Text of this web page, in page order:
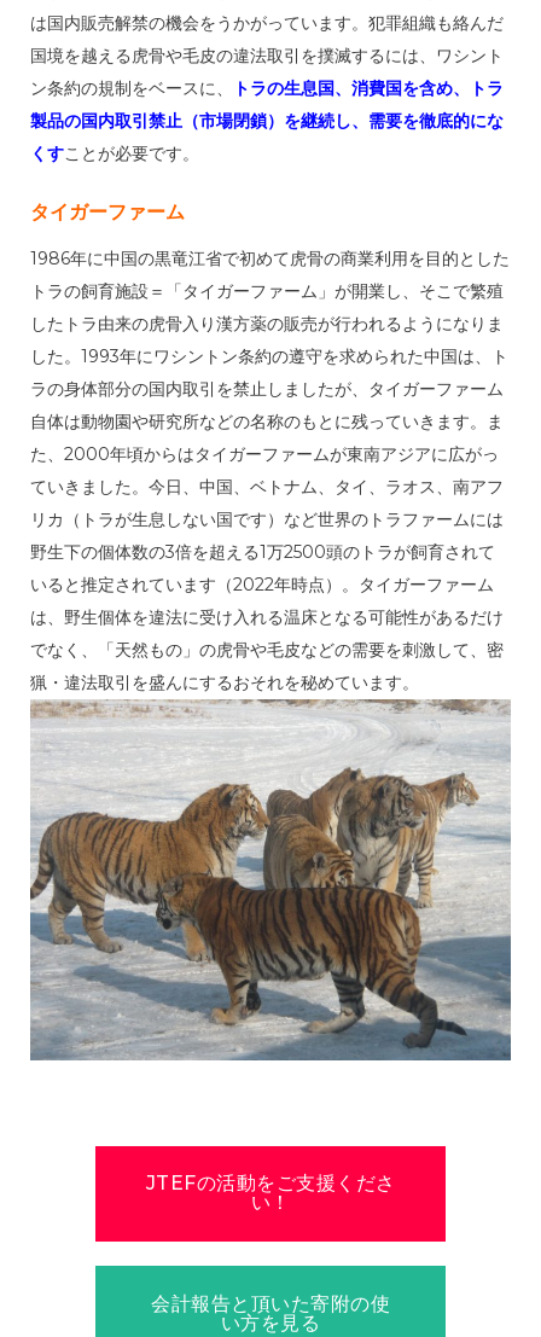
は国内販売解禁の機会をうかがっています。犯罪組織も絡んだ
国境を越える虎骨や毛皮の違法取引を撲滅するには、ワシント
ン条約の規制をベースに、
トラの生息国、消費国を含め、トラ
製品の国内取引禁止（市場閉鎖）を継続し、需要を徹底的にな
くすことが必要です。
タイガーファーム
1986年に中国の黒竜江省で初めて虎骨の商業利用を目的とした
トラの飼育施設＝「タイガーファーム」が開業し、そこで繁殖
したトラ由来の虎骨入り漢方薬の販売が行われるようになりま
した。1993年にワシントン条約の遵守を求められた中国は、ト
ラの身体部分の国内取引を禁止しましたが、タイガーファーム
自体は動物園や研究所などの名称のもとに残っていきます。ま
た、2000年頃からはタイガーファームが東南アジアに広がっ
ていきました。今日、中国、ベトナム、タイ、ラオス、南アフ
リカ（トラが生息しない国です）など世界のトラファームには
野生下の個体数の3倍を超える1万2500頭のトラが飼育されて
いると推定されています（2022年時点）。タイガーファーム
は、野生個体を違法に受け入れる温床となる可能性があるだけ
でなく、「天然もの」の虎骨や毛皮などの需要を刺激して、密
猟・違法取引を盛んにするおそれを秘めています。
JTEFの活動をご支援くださ
い！
会計報告と頂いた寄附の使
い方を見る